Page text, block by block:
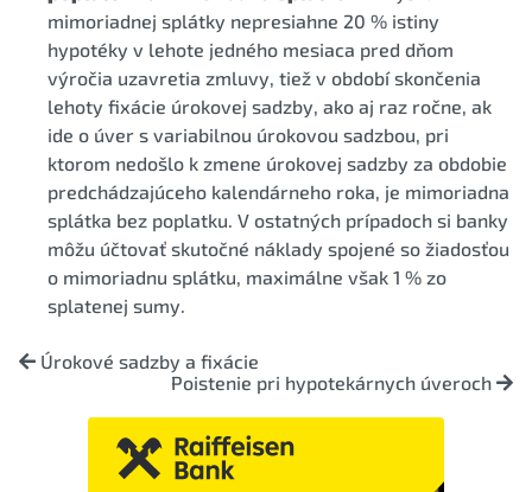
mimoriadnej splátky nepresiahne 20 % istiny
hypotéky v lehote jedného mesiaca pred dňom
výročia uzavretia zmluvy, tiež v období skončenia
lehoty fixácie úrokovej sadzby, ako aj raz ročne, ak
ide o úver s variabilnou úrokovou sadzbou, pri
ktorom nedošlo k zmene úrokovej sadzby za obdobie
predchádzajúceho kalendárneho roka, je mimoriadna
splátka bez poplatku. V ostatných prípadoch si banky
môžu účtovať skutočné náklady spojené so žiadosťou
o mimoriadnu splátku, maximálne však 1 % zo
splatenej sumy.
Úrokové sadzby a fixácie
Poistenie pri hypotekárnych úveroch